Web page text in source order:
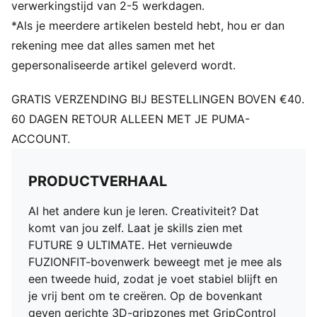
natuurlijke pasvorm ontstaat die je stabiel houdt
zonder je te beperken
PASVORM: In de basislaag ingebouwde 3D Fuzionpods
dempen de bal en houden je bewegingen vrij en
natuurlijk De PWRTAPE over de middenvoet houdt je
zonder je bewegingen in te perken
SKILL: Vernieuwde laag van mesh met 3D-gripzones
en een GripControl Pro-afwerking geeft je meer
DETAILS
Type neus: Rond
Sluiting: Veters
Type hak: Plat
Met zijn samenstelling met dubbele dichtheid, ronde
noppenindeling en noppenvorm die is geoptimaliseerd
voor gebruik op kunstgras, is de FLEXGILITY-
buitenzool ontworpen voor snelle draaipunten en
verwerkingstijd van 2-5 werkdagen.
*Als je meerdere artikelen besteld hebt, hou er dan
rekening mee dat alles samen met het
gepersonaliseerde artikel geleverd wordt.
GRATIS VERZENDING BIJ BESTELLINGEN BOVEN €40.
60 DAGEN RETOUR ALLEEN MET JE PUMA-
ACCOUNT.
PRODUCTVERHAAL
Al het andere kun je leren. Creativiteit? Dat
komt van jou zelf. Laat je skills zien met
FUTURE 9 ULTIMATE. Het vernieuwde
FUZIONFIT-bovenwerk beweegt met je mee als
een tweede huid, zodat je voet stabiel blijft en
je vrij bent om te creëren. Op de bovenkant
geven gerichte 3D-gripzones met GripControl